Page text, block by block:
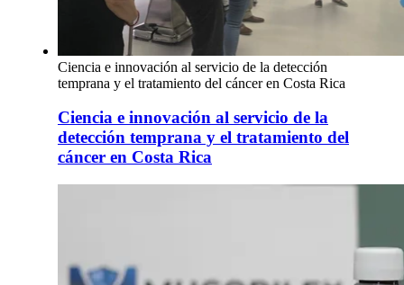
Ciencia e innovación al servicio de la detección
temprana y el tratamiento del cáncer en Costa Rica
Ciencia e innovación al servicio de la
detección temprana y el tratamiento del
cáncer en Costa Rica